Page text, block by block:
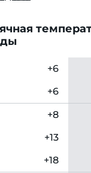
+6
+6
+8
+13
+18